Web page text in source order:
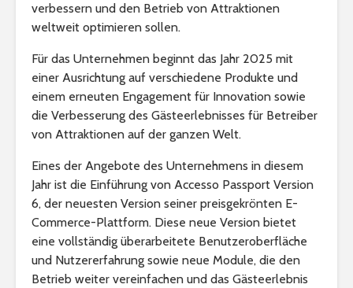
verbessern und den Betrieb von Attraktionen
weltweit optimieren sollen.
Für das Unternehmen beginnt das Jahr 2025 mit
einer Ausrichtung auf verschiedene Produkte und
einem erneuten Engagement für Innovation sowie
die Verbesserung des Gästeerlebnisses für Betreiber
von Attraktionen auf der ganzen Welt.
Eines der Angebote des Unternehmens in diesem
Jahr ist die Einführung von Accesso Passport Version
6, der neuesten Version seiner preisgekrönten E-
Commerce-Plattform. Diese neue Version bietet
eine vollständig überarbeitete Benutzeroberfläche
und Nutzererfahrung sowie neue Module, die den
Betrieb weiter vereinfachen und das Gästeerlebnis